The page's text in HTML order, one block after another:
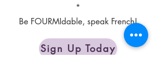
*
Be FOURMIdable, speak French!
Sign Up Today